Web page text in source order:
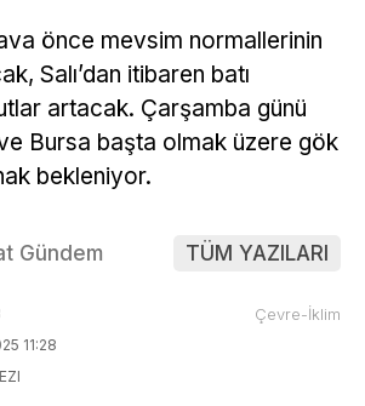
önce mevsim normallerinin
Salı’dan itibaren batı
artacak. Çarşamba günü
Bursa başta olmak üzere gök
bekleniyor.
Gündem TÜM YAZILARI
11:28
Çevre-İklim